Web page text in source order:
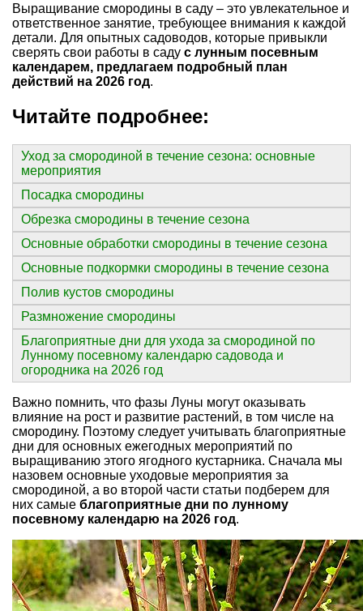
Выращивание смородины в саду – это увлекательное и
ответственное занятие, требующее внимания к каждой
детали. Для опытных садоводов, которые привыкли
сверять свои работы в саду с лунным посевным
календарем, предлагаем подробный план
действий на 2026 год.
Читайте подробнее:
Уход за смородиной в течение сезона: основные
мероприятия
Посадка смородины
Обрезка смородины в течение сезона
Основные обработки смородины в течение сезона
Основные подкормки смородины в течение сезона
Полив кустов смородины
Размножение смородины
Благоприятные дни для ухода за смородиной по
Лунному посевному календарю садовода и
огородника на 2026 год
Важно помнить, что фазы Луны могут оказывать
влияние на рост и развитие растений, в том числе на
смородину. Поэтому следует учитывать благоприятные
дни для основных ежегодных мероприятий по
выращиванию этого ягодного кустарника. Сначала мы
назовем основные уходовые мероприятия за
смородиной, а во второй части статьи подберем для
них самые благоприятные дни по лунному
посевному календарю на 2026 год.